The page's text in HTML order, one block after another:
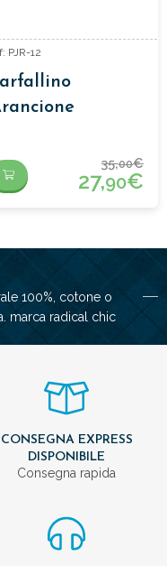
100%, cotone o
marca radical chic
PJR-12
35,00€
27,90€
CONSEGNA EXPRESS
DISPONIBILE
Consegna rapida